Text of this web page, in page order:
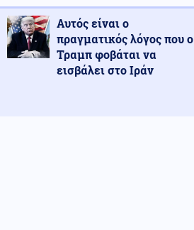
Αυτός είναι ο
πραγματικός λόγος που ο
Τραμπ φοβάται να
εισβάλει στο Ιράν